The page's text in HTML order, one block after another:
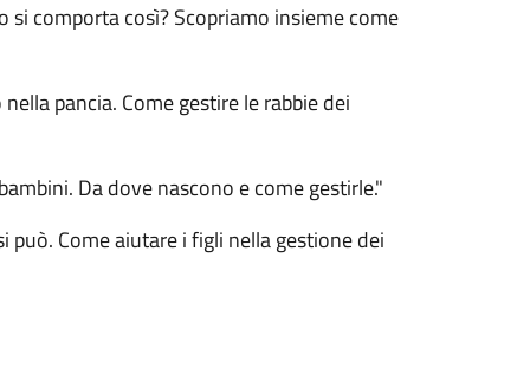
comporta così? Scopriamo insieme come
pancia. Come gestire le rabbie dei
Da dove nascono e come gestirle."
Come aiutare i figli nella gestione dei